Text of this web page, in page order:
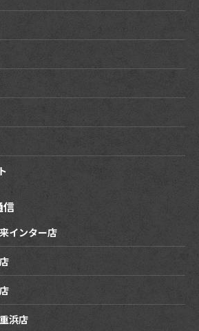
信
インター店
浜店